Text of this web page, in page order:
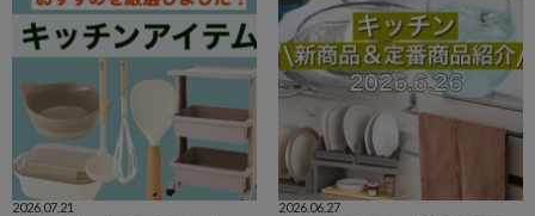
2026.07.21
2026.06.27